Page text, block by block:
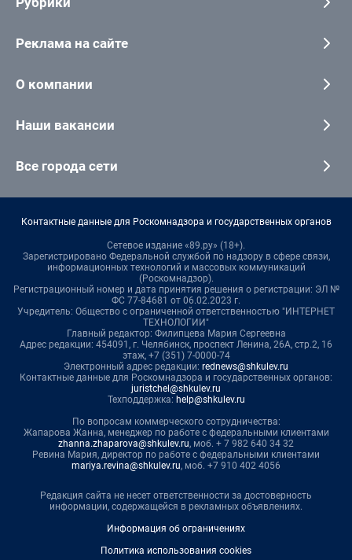
Реклама на сайте
О компании
Наши вакансии
Все города сети
Контактные данные для Роскомнадзора и государственных органов
Сетевое издание «89.ру» (18+).
Зарегистрировано Федеральной службой по надзору в сфере связи,
информационных технологий и массовых коммуникаций
(Роскомнадзор).
Регистрационный номер и дата принятия решения о регистрации: ЭЛ №
ФС 77-84681 от 06.02.2023 г.
Учредитель: Общество с ограниченной ответственностью "ИНТЕРНЕТ
ТЕХНОЛОГИИ"
Главный редактор: Филипцева Мария Сергеевна
Адрес редакции: 454091, г. Челябинск, проспект Ленина, 26А, стр.2, 16
этаж, +7 (351) 7-0000-74
Электронный адрес редакции: rednews@shkulev.ru
Контактные данные для Роскомнадзора и государственных органов:
juristchel@shkulev.ru
Техподдержка: help@shkulev.ru
По вопросам коммерческого сотрудничества:
Жапарова Жанна, менеджер по работе с федеральными клиентами
zhanna.zhaparova@shkulev.ru, моб. + 7 982 640 34 32
Ревина Мария, директор по работе с федеральными клиентами
mariya.revina@shkulev.ru, моб. +7 910 402 4056
Редакция сайта не несет ответственности за достоверность
информации, содержащейся в рекламных объявлениях.
Информация об ограничениях
Политика использования cookies